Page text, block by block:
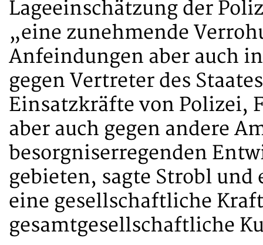
Lageeinschätzung der
„eine zunehmende
Anfeindungen aber auch
gegen Vertreter des
Einsatzkräfte von Polizei,
aber auch gegen andere
besorgniserregenden
gebieten, sagte Strobl
eine gesellschaftliche
gesamtgesellschaftliche